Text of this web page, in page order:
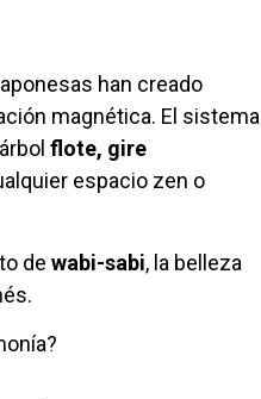
han creado
magnética. El sistema
flote, gire
espacio zen o
de wabi-sabi, la belleza